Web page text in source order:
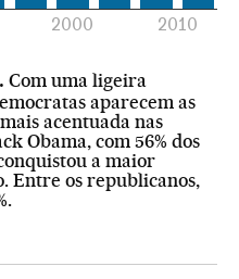
Com uma ligeira
aparecem as
acentuada nas
Obama, com 56% dos
a maior
Entre os republicanos,